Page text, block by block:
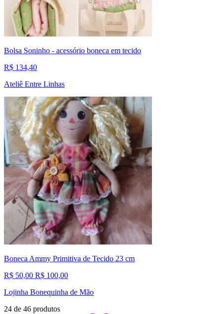
Bolsa Soninho - acessório boneca em tecido
R$ 134,40
Ateliê Entre Linhas
Boneca Ammy Primitiva de Tecido 23 cm
R$ 50,00 R$ 100,00
Lojinha Bonequinha de Mão
24 de 46 produtos